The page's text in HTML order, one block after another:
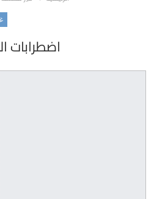
اضطرابات